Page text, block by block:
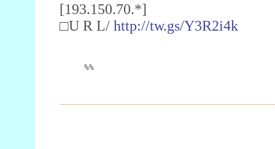
[193.150.70.*]
□U R L/ http://tw.gs/Y3R2i4k
%%